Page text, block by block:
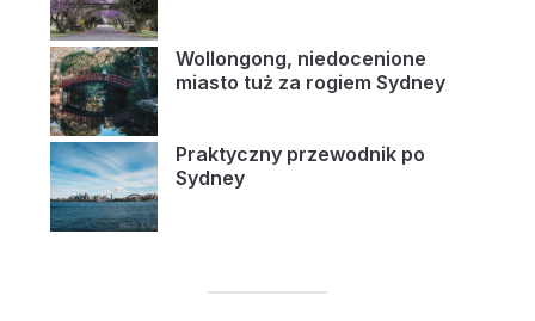
Wollongong, niedocenione
miasto tuż za rogiem Sydney
Praktyczny przewodnik po
Sydney